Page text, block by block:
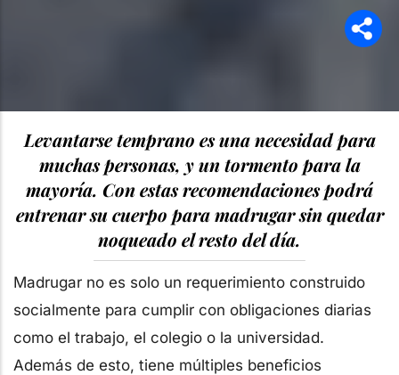
Levantarse temprano es una necesidad para
muchas personas, y un tormento para la
mayoría. Con estas recomendaciones podrá
entrenar su cuerpo para madrugar sin quedar
noqueado el resto del día.
Madrugar no es solo un requerimiento construido
socialmente para cumplir con obligaciones diarias
como el trabajo, el colegio o la universidad.
Además de esto, tiene múltiples beneficios